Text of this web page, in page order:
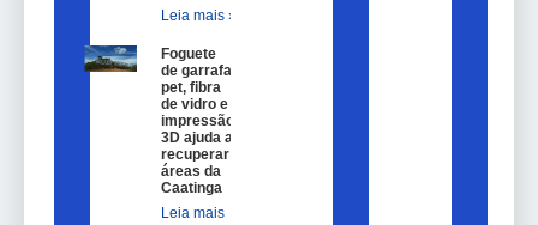
Leia mais »
Foguete
de garrafa
pet, fibra
de vidro e
impressão
3D ajuda a
recuperar
áreas da
Caatinga
Leia mais